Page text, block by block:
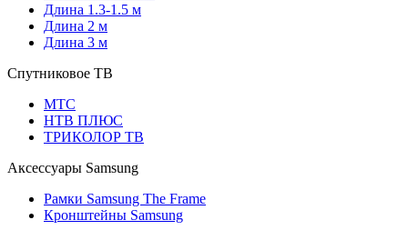
Длина 1.3-1.5 м
Длина 2 м
Длина 3 м
Спутниковое ТВ
МТС
НТВ ПЛЮС
ТРИКОЛОР ТВ
Аксессуары Samsung
Рамки Samsung The Frame
Кронштейны Samsung